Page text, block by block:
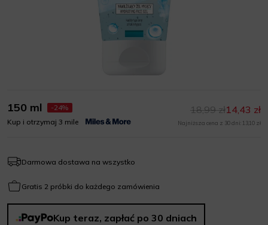
150 ml
-24%
Kup i otrzymaj 3 mile
14,43 zł
18,99 zł
Najniższa cena z 30 dni: 13,10 zł
Darmowa dostawa na wszystko
Gratis 2 próbki do każdego zamówienia
Kup teraz, zapłać po 30 dniach